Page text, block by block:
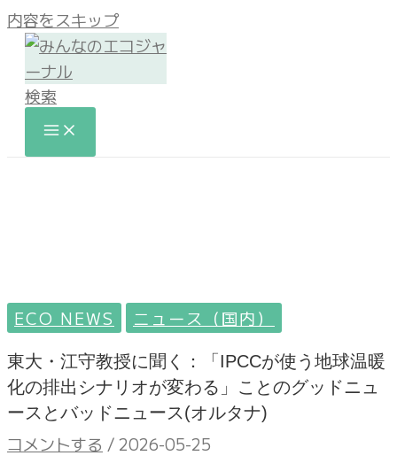
内容をスキップ
検索
ECO NEWS ニュース（国内）
東大・江守教授に聞く：「IPCCが使う地球温暖
化の排出シナリオが変わる」ことのグッドニュ
ースとバッドニュース(オルタナ)
コメントする / 2026-05-25